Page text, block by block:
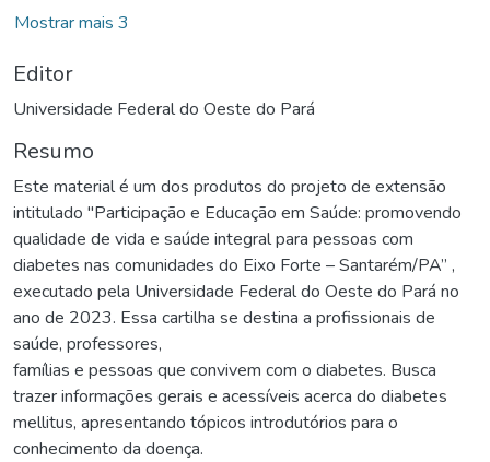
Mostrar mais 3
Editor
Universidade Federal do Oeste do Pará
Resumo
Este material é um dos produtos do projeto de extensão
intitulado "Participação e Educação em Saúde: promovendo
qualidade de vida e saúde integral para pessoas com
diabetes nas comunidades do Eixo Forte – Santarém/PA” ,
executado pela Universidade Federal do Oeste do Pará no
ano de 2023. Essa cartilha se destina a profissionais de
saúde, professores,
famílias e pessoas que convivem com o diabetes. Busca
trazer informações gerais e acessíveis acerca do diabetes
mellitus, apresentando tópicos introdutórios para o
conhecimento da doença.